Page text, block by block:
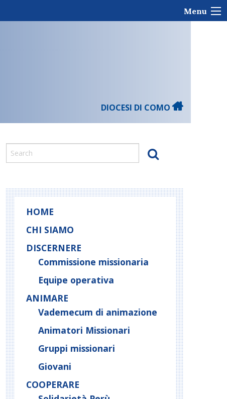
Menu
DIOCESI DI COMO
HOME
CHI SIAMO
DISCERNERE
Commissione missionaria
Equipe operativa
ANIMARE
Vademecum di animazione
Animatori Missionari
Gruppi missionari
Giovani
COOPERARE